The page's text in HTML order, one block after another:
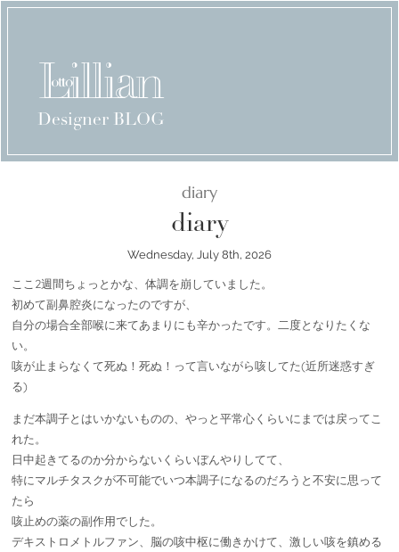
Designer BLOG
diary
diary
Wednesday, July 8th, 2026
ここ2週間ちょっとかな、体調を崩していました。
初めて副鼻腔炎になったのですが、
自分の場合全部喉に来てあまりにも辛かったです。二度となりたくな
い。
咳が止まらなくて死ぬ！死ぬ！って言いながら咳してた(近所迷惑すぎ
る)
まだ本調子とはいかないものの、やっと平常心くらいにまでは戻ってこ
れた。
日中起きてるのか分からないくらいぼんやりしてて、
特にマルチタスクが不可能でいつ本調子になるのだろうと不安に思って
たら
咳止めの薬の副作用でした。
デキストロメトルファン、脳の咳中枢に働きかけて、激しい咳を鎮める